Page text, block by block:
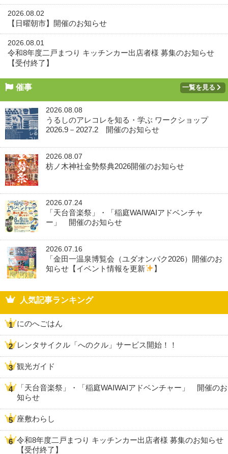
2026.08.02
【日曜朝市】開催のお知らせ
2026.08.01
令和8年度二戸まつり キッチンカー出店者様 募集のお知らせ
【受付終了】
催事 一覧を見る
2026.08.08
うるしのアレコレを知る・学ぶ ワークショップ
2026.9－2027.2 開催のお知らせ
2026.08.07
枋ノ木神社金勢祭典2026開催のお知らせ
2026.07.24
「天台音楽祭」・「稲庭WAIWAIアドベンチャ
ー」 開催のお知らせ
2026.07.16
「金田一温泉博覧会（ユダオンパク2026）開催のお
知らせ【イベント情報を更新
】
人気記事ランキング
にのへごはん
レンタサイクル「へのクル」サービス開始！！
観光ガイド
「天台音楽祭」・「稲庭WAIWAIアドベンチャー」 開催のお
知らせ
座敷わらし
令和8年度二戸まつり キッチンカー出店者様 募集のお知らせ
【受付終了】